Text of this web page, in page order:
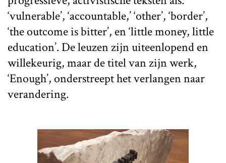
‘vulnerable’, ‘accountable,’ ‘other’, ‘border’,
‘the outcome is bitter’, en ‘little money, little
education’. De leuzen zijn uiteenlopend en
willekeurig, maar de titel van zijn werk,
‘Enough’, onderstreept het verlangen naar
verandering.